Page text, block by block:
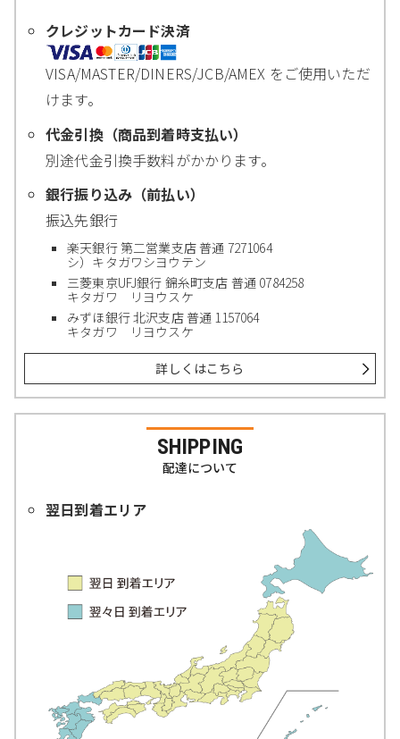
クレジットカード決済
VISA/MASTER/DINERS/JCB/AMEX をご使用いただ
けます。
代金引換（商品到着時支払い）
別途代金引換手数料がかかります。
銀行振り込み（前払い）
振込先銀行
楽天銀行 第二営業支店 普通 7271064
シ）キタガワシヨウテン
三菱東京UFJ銀行 錦糸町支店 普通 0784258
キタガワ リヨウスケ
みずほ銀行 北沢支店 普通 1157064
キタガワ リヨウスケ
詳しくはこちら
SHIPPING
配達について
翌日到着エリア